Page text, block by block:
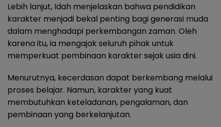
Lebih lanjut, Idah menjelaskan bahwa pendidikan
karakter menjadi bekal penting bagi generasi muda
dalam menghadapi perkembangan zaman. Oleh
karena itu, ia mengajak seluruh pihak untuk
memperkuat pembinaan karakter sejak usia dini.
Menurutnya, kecerdasan dapat berkembang melalui
proses belajar. Namun, karakter yang kuat
membutuhkan keteladanan, pengalaman, dan
pembinaan yang berkelanjutan.